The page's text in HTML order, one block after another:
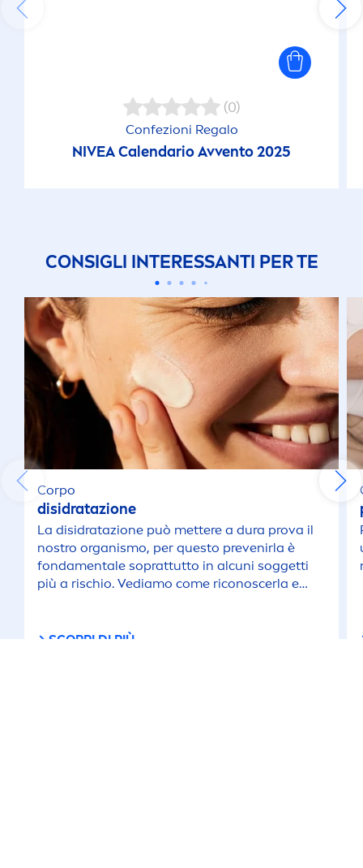
(0)
Confezioni Regalo
NIVEACalendario Avvento 2025
CONSIGLI INTERESSANTI PER TE
Corpo
disidratazione
La disidratazione può mettere a dura prova il
nostro organismo, per questo prevenirla è
fondamentale soprattutto in alcuni soggetti
più a rischio. Vediamo come riconoscerla e
SCOPRI DI PIÙ